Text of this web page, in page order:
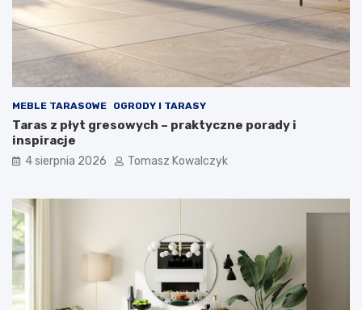
MEBLE TARASOWE OGRODY I TARASY
Taras z płyt gresowych – praktyczne porady i
inspiracje
4 sierpnia 2026 Tomasz Kowalczyk